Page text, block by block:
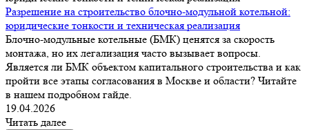
Разрешение на строительство блочно-модульной котельной:
юридические тонкости и техническая реализация
Блочно-модульные котельные (БМК) ценятся за скорость
монтажа, но их легализация часто вызывает вопросы.
Является ли БМК объектом капитального строительства и как
пройти все этапы согласования в Москве и области? Читайте
в нашем подробном гайде.
19.04.2026
Читать далее